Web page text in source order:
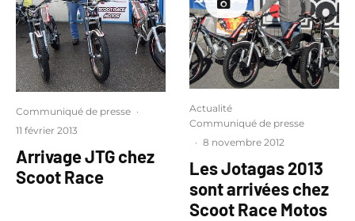
Communiqué de presse ·
11 février 2013
Arrivage JTG chez
Scoot Race
Actualité
Communiqué de presse
· 8 novembre 2012
Les Jotagas 2013
sont arrivées chez
Scoot Race Motos